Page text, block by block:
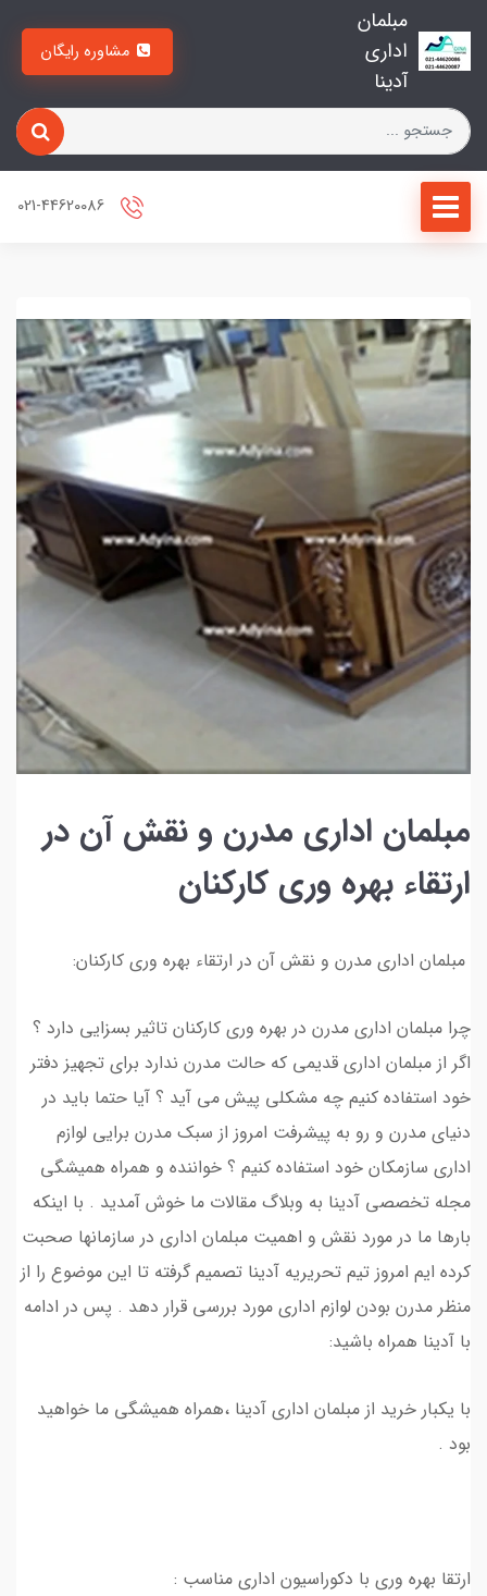
مبلمان
اداری
آدینا
مبلمان اداری مدرن و نقش آن در
ارتقاء بهره وری کارکنان
مبلمان اداری مدرن و نقش آن در ارتقاء بهره وری کارکنان:
چرا مبلمان اداری مدرن در بهره وری کارکنان تاثیر بسزایی دارد ؟
اگر از مبلمان اداری قدیمی که حالت مدرن ندارد برای تجهیز دفتر
خود استفاده کنیم چه مشکلی پیش می آید ؟ آیا حتما باید در
دنیای مدرن و رو به پیشرفت امروز از سبک مدرن برایی لوازم
اداری سازمکان خود استفاده کنیم ؟ خواننده و همراه همیشگی
مجله تخصصی آدینا به وبلاگ مقالات ما خوش آمدید . با اینکه
بارها ما در مورد نقش و اهمیت مبلمان اداری در سازمانها صحبت
کرده ایم امروز تیم تحریریه آدینا تصمیم گرفته تا این موضوع را از
منظر مدرن بودن لوازم اداری مورد بررسی قرار دهد . پس در ادامه
با آدینا همراه باشید:
با یکبار خرید از مبلمان اداری آدینا ،همراه همیشگی ما خواهید
بود .
ارتقا بهره وری با دکوراسیون اداری مناسب :